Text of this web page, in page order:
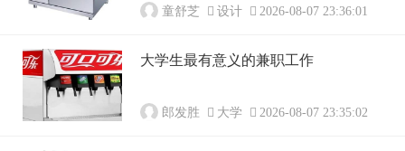
童舒芝 设计 2026-08-07 23:36:01
大学生最有意义的兼职工作
郎发胜 大学 2026-08-07 23:35:02